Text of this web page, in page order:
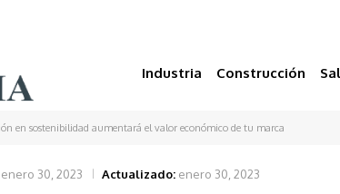
Industria Construcción
en sostenibilidad aumentará el valor económico de tu marca
enero 30, 2023 Actualizado: enero 30, 2023